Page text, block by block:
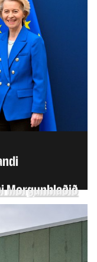
Morgunblaðið